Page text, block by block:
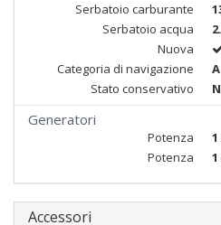
Serbatoio carburante
Serbatoio acqua
Nuova
Categoria di navigazione
Stato conservativo
Generatori
Potenza
Potenza
Accessori